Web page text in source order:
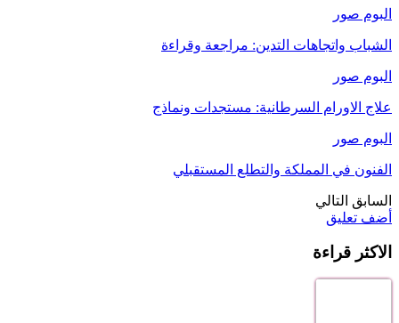
البوم صور
الشباب واتجاهات التدين: مراجعة وقراءة
البوم صور
علاج الاورام السرطانية: مستجدات ونماذج
البوم صور
الفنون في المملكة والتطلع المستقبلي
السابق التالي
أضف تعليق
الاكثر قراءة